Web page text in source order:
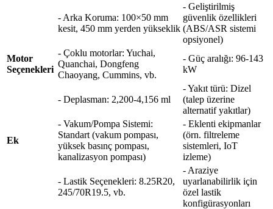
- Arka Koruma: 100×50 mm
kesit, 450 mm yerden yükseklik
- Geliştirilmiş
güvenlik özellikleri
(ABS/ASR sistemi
opsiyonel)
Motor
Seçenekleri
- Çoklu motorlar: Yuchai,
Quanchai, Dongfeng
Chaoyang, Cummins, vb.
- Güç aralığı: 96-143
kW
- Deplasman: 2,200-4,156 ml
- Yakıt türü: Dizel
(talep üzerine
alternatif yakıtlar)
Ek
- Vakum/Pompa Sistemi:
Standart (vakum pompası,
yüksek basınç pompası,
kanalizasyon pompası)
- Eklenti ekipmanlar
(örn. filtreleme
sistemleri, IoT
izleme)
- Lastik Seçenekleri: 8.25R20,
245/70R19.5, vb.
- Araziye
uyarlanabilirlik için
özel lastik
konfigürasyonları